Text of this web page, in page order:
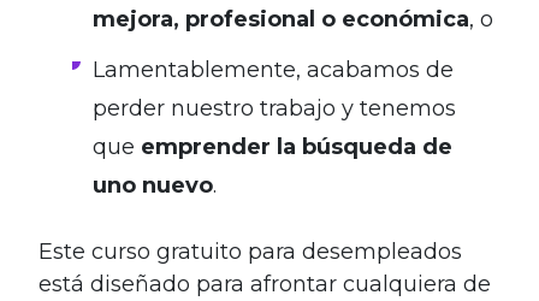
mejora, profesional o económica, o
Lamentablemente, acabamos de
perder nuestro trabajo y tenemos
que emprender la búsqueda de
uno nuevo.
Este curso gratuito para desempleados
está diseñado para afrontar cualquiera de